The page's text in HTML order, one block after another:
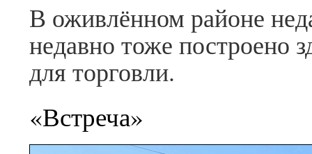
В оживлённом районе
недавно тоже построено
для торговли.
«Встреча»